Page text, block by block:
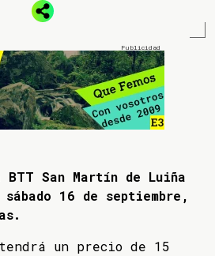
BTT San Martín de Luiña
16 de septiembre,
un precio de 15